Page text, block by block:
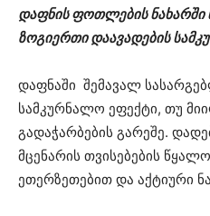
დაფნის ფოთლების ნახარში
ზოგიერთი დაავადების
დაფნაში შემავალ
სამკურნალო ეფექტი, თუ
გადაჭარბების გარეშე.
მცენარის თვისებების
ეთერზეთებით და აქტიური